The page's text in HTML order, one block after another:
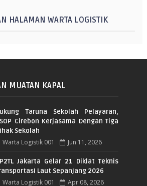
HALAMAN WARTA LOGISTIK
MUATAN KAPAL
Taruna Sekolah Pelayaran,
Cirebon Kerjasama Dengan Tiga
Sekolah
Warta Logistik 001 Jun 11, 2026
Jakarta Gelar 21 Diklat Teknis
Laut Sepanjang 2026
Warta Logistik 001 Apr 08, 2026